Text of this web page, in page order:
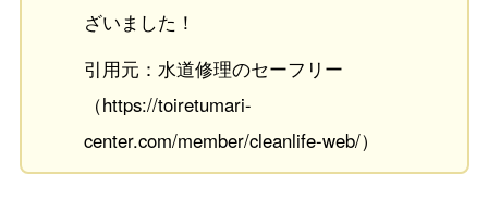
ざいました！
引用元：水道修理のセーフリー
（https://toiretumari-
center.com/member/cleanlife-web/）